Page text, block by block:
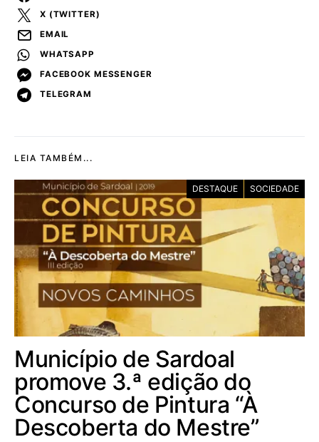
X (TWITTER)
EMAIL
WHATSAPP
FACEBOOK MESSENGER
TELEGRAM
LEIA TAMBÉM...
DESTAQUE SOCIEDADE
Município de Sardoal
promove 3.ª edição do
Concurso de Pintura “À
Descoberta do Mestre”